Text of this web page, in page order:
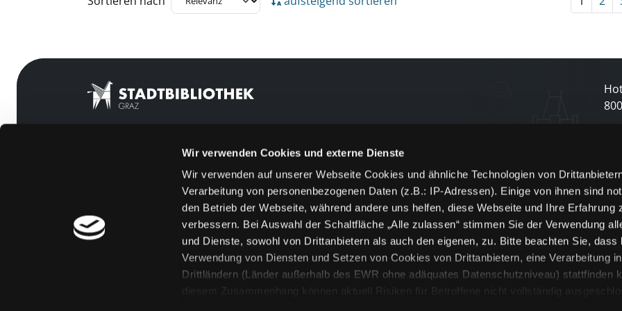
Wir verwenden Cookies und externe Dienste
Wir verwenden auf unserer Webseite Cookies und ähnliche Technologien von
Verarbeitung von personenbezogenen Daten (z.B.: IP-Adressen). Einige von ihnen sind
den Betrieb der Webseite, während andere uns helfen, diese Webseite und Ihre Erfahrung
verbessern. Bei Auswahl der Schaltfläche „Alle zulassen“ stimmen Sie der Verwendung
und Dienste, sowohl von Drittanbietern als auch den eigenen, zu. Bitte beachten Sie, dass
Verwendung von Diensten und Setzen von Cookies von Drittanbietern, eine Verarbeitung
Drittländern (Länder außerhalb des EWR ohne adäquates Datenschutzniveau) stattfinden
diesem Zusammenhang können aktuell Risiken für Betroffene nicht vollständig
800
[kju:b]
Feedback
Kontakt
Über uns
Jobs
Medienwunsch
FAQs